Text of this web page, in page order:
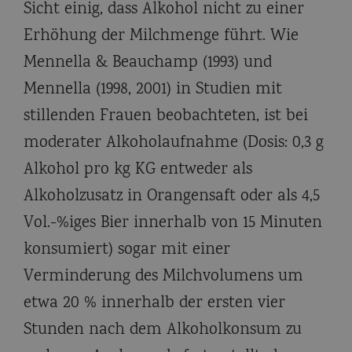
Sicht einig, dass Alkohol nicht zu einer
Erhöhung der Milchmenge führt. Wie
Mennella & Beauchamp (1993) und
Mennella (1998, 2001) in Studien mit
stillenden Frauen beobachteten, ist bei
moderater Alkoholaufnahme (Dosis: 0,3 g
Alkohol pro kg KG entweder als
Alkoholzusatz in Orangensaft oder als 4,5
Vol.-%iges Bier innerhalb von 15 Minuten
konsumiert) sogar mit einer
Verminderung des Milchvolumens um
etwa 20 % innerhalb der ersten vier
Stunden nach dem Alkoholkonsum zu